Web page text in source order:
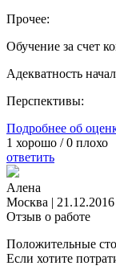
Прочее:
Обучение за счет
Адекватность
Перспективы:
Подробнее об
1 хорошо /0 плохо
ответить
Алена
Москва | 21.12.2016
Отзыв о работе
Положительные
Если хотите